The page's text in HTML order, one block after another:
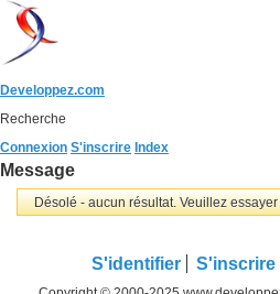
Developpez.com
Recherche
Connexion S'inscrire Index
Message
Désolé - aucun résultat. Veuillez
S'identifier S'inscrire